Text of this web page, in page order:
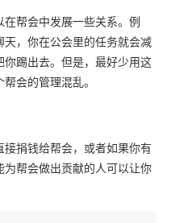
帮会中发展一些关系。例
，你在公会里的任务就会减
踢出去。但是，最好少用这
会的管理混乱。
捐钱给帮会，或者如果你有
帮会做出贡献的人可以让你